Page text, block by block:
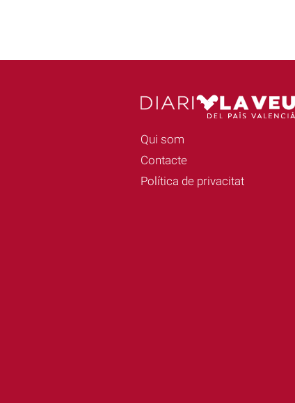
Qui som
Contacte
Política de privacitat